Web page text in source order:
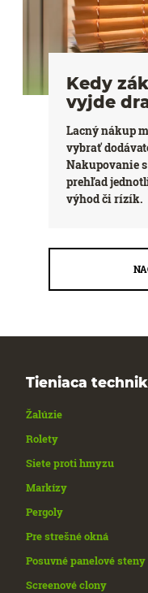
Kedy
vyjde
Lacný nákup
vybrať
Nakupovanie
prehľad
výhod či rízík.
Tieniaca
Žalúzie
Rolety
Siete proti hmyzu
Markízy
Pergoly
Pre strešné okná
Posuvné panelové
Screenové clony